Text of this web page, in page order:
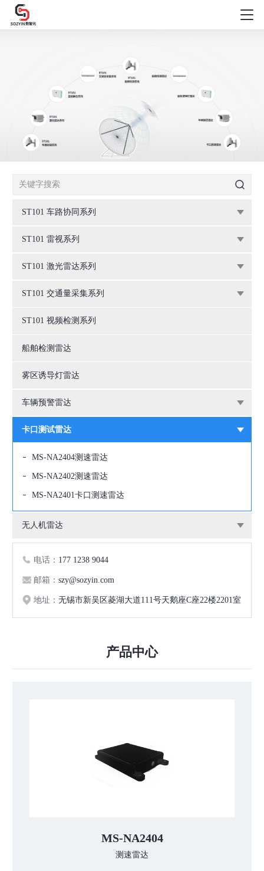
ST101 车路协同系列
ST101 雷视系列
ST101 激光雷达系列
ST101 交通量采集系列
ST101 视频检测系列
船舶检测雷达
雾区诱导灯雷达
车辆预警雷达
卡口测试雷达
MS-NA2404测速雷达
MS-NA2402测速雷达
MS-NA2401卡口测速雷达
无人机雷达
电话： 177 1238 9044
邮箱： szy@sozyin.com
地址： 无锡市新吴区菱湖大道111号天鹅座C座22楼2201室
产品中心
MS-NA2404
测速雷达